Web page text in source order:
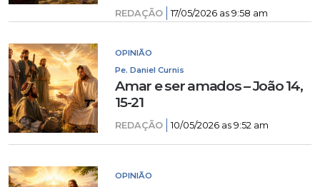
REDAÇÃO 17/05/2026 as 9:58 am
OPINIÃO
Pe. Daniel Curnis
Amar e ser amados – João 14,
15-21
REDAÇÃO 10/05/2026 as 9:52 am
OPINIÃO